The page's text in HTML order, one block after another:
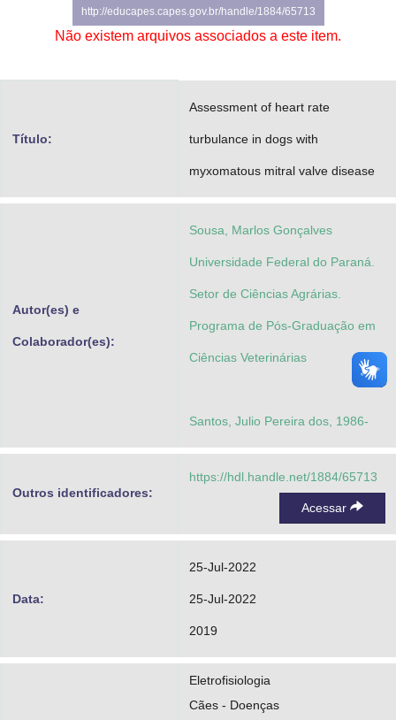
Gabinete de Segurança Institucional
Planalto
http://educapes.capes.gov.br/handle/1884/65713
Não existem arquivos associados a este item.
Título:
Assessment of heart rate
turbulance in dogs with
myxomatous mitral valve disease
Autor(es) e
Colaborador(es):
Sousa, Marlos Gonçalves
Universidade Federal do Paraná.
Setor de Ciências Agrárias.
Programa de Pós-Graduação em
Ciências Veterinárias
Santos, Julio Pereira dos, 1986-
Outros identificadores:
https://hdl.handle.net/1884/65713
Acessar
Data:
25-Jul-2022
25-Jul-2022
2019
Eletrofisiologia
Cães - Doenças